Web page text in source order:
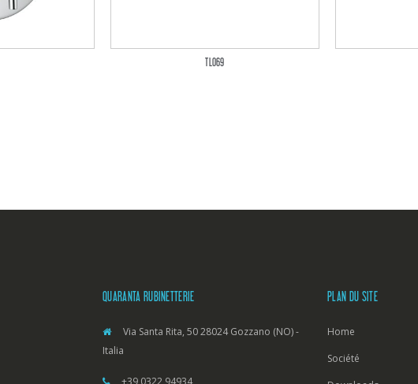
TL069
QUARANTA RUBINETTERIE
Via Santa Rita, 50 28024 Gozzano (NO) -
Italia
+39 0322 94934
PLAN DU SITE
Home
Société